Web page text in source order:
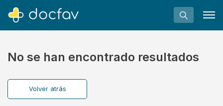
No se han encontrado resultados
Volver atrás